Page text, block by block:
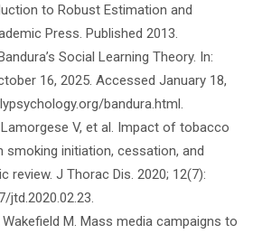
to Robust Estimation and
Press. Published 2013.
Social Learning Theory. In:
16, 2025. Accessed January 18,
bandura.html.
V, et al. Impact of tobacco
initiation, cessation, and
review. J Thorac Dis. 2020; 12(7):
jtd.2020.02.23.
Wakefield M. Mass media campaigns to